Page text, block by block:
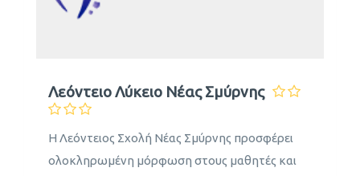
Λεόντειο Λύκειο Νέας Σμύρνης
Η Λεόντειος Σχολή Νέας Σμύρνης προσφέρει
ολοκληρωμένη μόρφωση στους μαθητές και